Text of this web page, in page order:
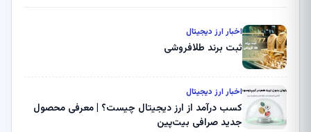
اخبار ارز دیجیتال
ثبت برند طلافروشی
اخبار ارز دیجیتال
کسب درآمد از ارز دیجیتال چیست؟ | معرفی محصول
جدید صرافی بیت‌پین